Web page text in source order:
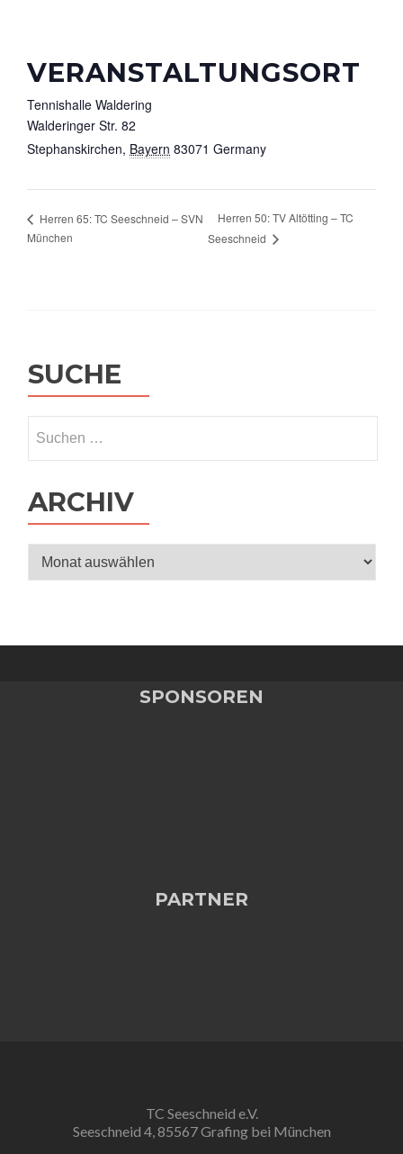
VERANSTALTUNGSORT
Tennishalle Waldering
Walderinger Str. 82
Stephanskirchen, Bayern 83071 Germany
Herren 65: TC Seeschneid – SVN
München
Herren 50: TV Altötting – TC
Seeschneid
SUCHE
nach:
ARCHIV
Archiv
SPONSOREN
PARTNER
TC Seeschneid e.V.
Seeschneid 4, 85567 Grafing bei München